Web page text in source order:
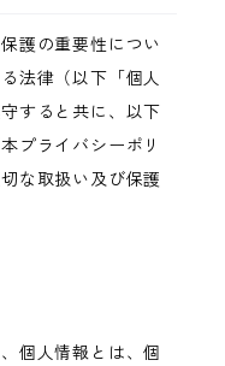
護の重要性につい
法律（以下「個人
すると共に、以下
プライバシーポリ
な取扱い及び保護
個人情報とは、個